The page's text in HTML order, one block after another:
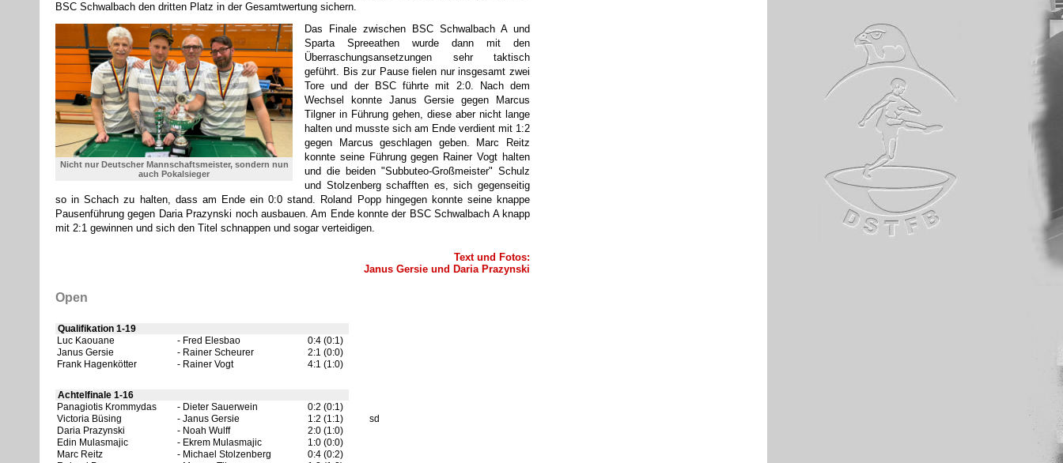
BSC Schwalbach den dritten Platz in der Gesamtwertung sichern.
Nicht nur Deutscher Mannschaftsmeister, sondern nun
auch Pokalsieger
Das Finale zwischen BSC Schwalbach A und
Sparta Spreeathen wurde dann mit den
Überraschungsansetzungen sehr taktisch
geführt. Bis zur Pause fielen nur insgesamt zwei
Tore und der BSC führte mit 2:0. Nach dem
Wechsel konnte Janus Gersie gegen Marcus
Tilgner in Führung gehen, diese aber nicht lange
halten und musste sich am Ende verdient mit 1:2
gegen Marcus geschlagen geben. Marc Reitz
konnte seine Führung gegen Rainer Vogt halten
und die beiden "Subbuteo-Großmeister" Schulz
und Stolzenberg schafften es, sich gegenseitig
so in Schach zu halten, dass am Ende ein 0:0 stand. Roland Popp hingegen konnte seine knappe
Pausenführung gegen Daria Prazynski noch ausbauen. Am Ende konnte der BSC Schwalbach A knapp
mit 2:1 gewinnen und sich den Titel schnappen und sogar verteidigen.
Text und Fotos:
Janus Gersie und Daria Prazynski
Open
Qualifikation 1-19
Luc Kaouane
Fred Elesbao
0:4 (0:1)
Janus Gersie
Rainer Scheurer
2:1 (0:0)
Frank Hagenkötter
Rainer Vogt 4:1 (1:0)
Achtelfinale 1-16
Panagiotis Krommydas
Dieter Sauerwein
0:2 (0:1)
Victoria Büsing
Janus Gersie 1:2 (1:1)
sd
Daria Prazynski
Noah Wulff
2:0 (1:0)
Edin Mulasmajic
Ekrem Mulasmajic
1:0 (0:0)
Marc Reitz
Michael Stolzenberg
0:4 (0:2)